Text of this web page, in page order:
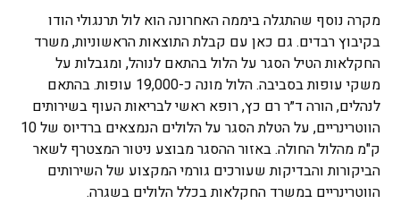
מקרה נוסף שהתגלה ביממה האחרונה הוא לול תרנגולי הודו
בקיבוץ רבדים. גם כאן עם קבלת התוצאות הראשוניות, משרד
החקלאות הטיל הסגר על הלול בהתאם לנוהל, ומגבלות על
משקי עופות בסביבה. הלול מונה כ-19,000 עופות. בהתאם
לנהלים, הורה ד״ר רם כץ, רופא ראשי לבריאות העוף בשירותים
הווטרינריים, על הטלת הסגר על הלולים הנמצאים ברדיוס של 10
ק"מ מהלול החולה. באזור ההסגר מבוצע ניטור המצטרף לשאר
הביקורות והבדיקות שעורכים גורמי המקצוע של השירותים
הווטרינריים במשרד החקלאות בכלל הלולים בשגרה.